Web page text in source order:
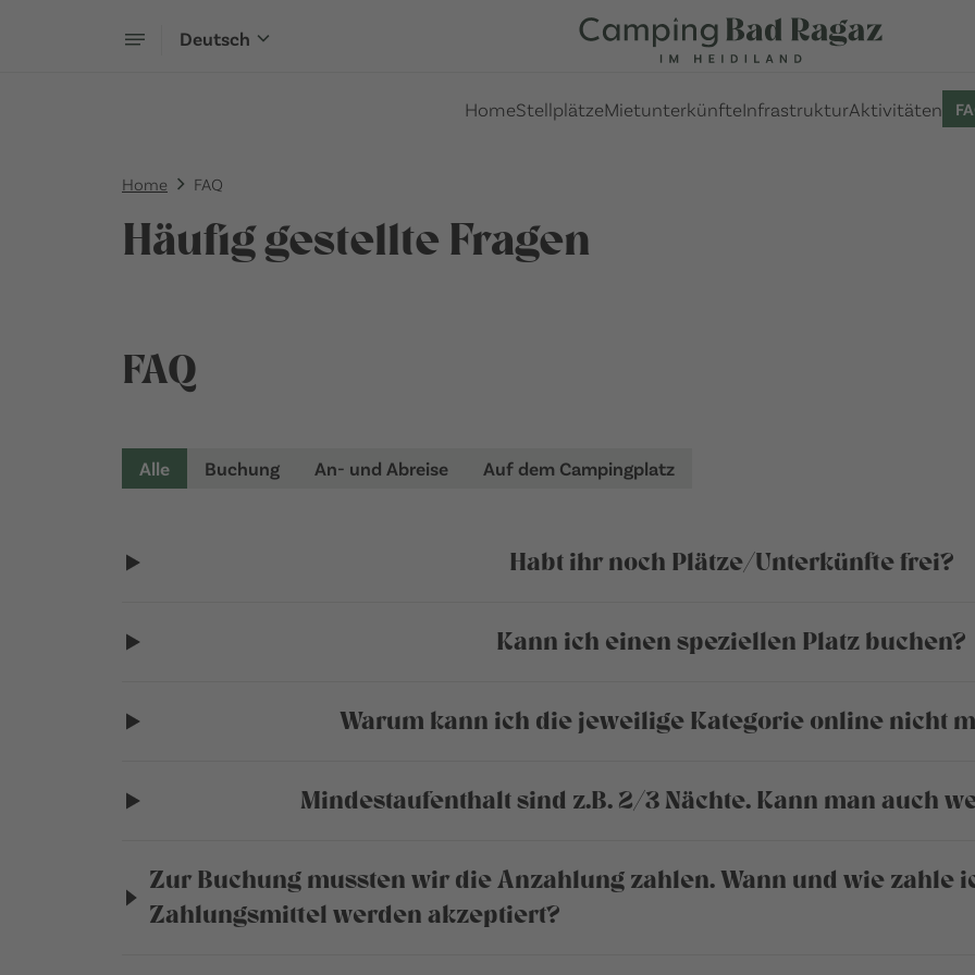
Deutsch
HomeStellplätzeMietunterkünfteInfrastrukturAktivitäten
Home FAQ
Häufig gestellte Fragen
FAQ
Alle Buchung An- und Abreise Auf dem Campingplatz
Habt ihr noch Plätze/Unterkünfte frei?
Kann ich einen speziellen Platz buchen?
Warum kann ich die jeweilige Kategorie online nicht
Mindestaufenthalt sind z.B. 2/3 Nächte. Kann man auch
Zur Buchung mussten wir die Anzahlung zahlen. Wann und wie zahle
Zahlungsmittel werden akzeptiert?